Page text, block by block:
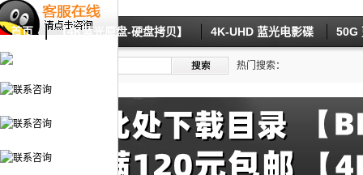
首页 【4K蓝光原盘-硬盘拷贝】 4K-UHD 蓝光电影碟 50G
热门搜索：